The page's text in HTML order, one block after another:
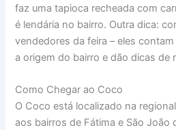
faz uma tapioca recheada com
é lendária no bairro. Outra dica:
vendedores da feira – eles
a origem do bairro e dão dicas de
Como Chegar ao Coco
O Coco está localizado na
aos bairros de Fátima e São João